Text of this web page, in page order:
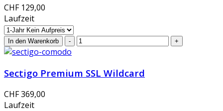
CHF 129,00
Laufzeit
Sectigo Premium SSL Wildcard
CHF 369,00
Laufzeit